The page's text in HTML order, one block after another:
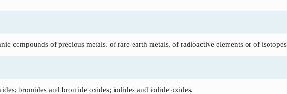
compounds of precious metals, of rare-earth metals, of radioactive elements or of isotopes
bromides and bromide oxides; iodides and iodide oxides.